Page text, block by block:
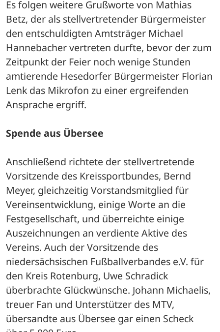
Es folgen weitere Grußworte von Mathias
Betz, der als stellvertretender Bürgermeister
den entschuldigten Amtsträger Michael
Hannebacher vertreten durfte, bevor der zum
Zeitpunkt der Feier noch wenige Stunden
amtierende Hesedorfer Bürgermeister Florian
Lenk das Mikrofon zu einer ergreifenden
Ansprache ergriff.
Spende aus Übersee
Anschließend richtete der stellvertretende
Vorsitzende des Kreissportbundes, Bernd
Meyer, gleichzeitig Vorstandsmitglied für
Vereinsentwicklung, einige Worte an die
Festgesellschaft, und überreichte einige
Auszeichnungen an verdiente Aktive des
Vereins. Auch der Vorsitzende des
niedersächsischen Fußballverbandes e.V. für
den Kreis Rotenburg, Uwe Schradick
überbrachte Glückwünsche. Johann Michaelis,
treuer Fan und Unterstützer des MTV,
übersandte aus Übersee gar einen Scheck